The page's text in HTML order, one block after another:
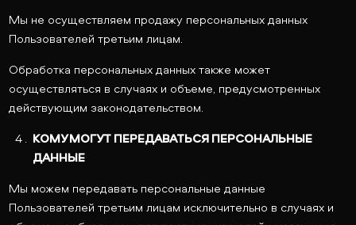
Мы не осуществляем продажу персональных данных
Пользователей третьим лицам.
Обработка персональных данных также может
осуществляться в случаях и объеме, предусмотренных
действующим законодательством.
КОМУ МОГУТ ПЕРЕДАВАТЬСЯ ПЕРСОНАЛЬНЫЕ
ДАННЫЕ
Мы можем передавать персональные данные
Пользователей третьим лицам исключительно в случаях и